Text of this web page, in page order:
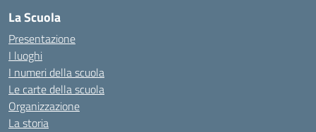
La Scuola
Presentazione
I luoghi
I numeri della scuola
Le carte della scuola
Organizzazione
La storia